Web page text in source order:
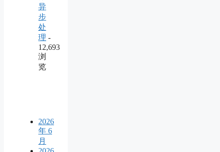
异
步
处
理 -
12,693
浏
览
2026
年 6
月